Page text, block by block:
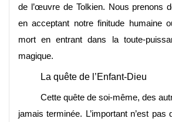
de l’œuvre de Tolkien. Nous prenons
en acceptant notre finitude humaine
mort en entrant dans la toute-
magique.
La quête de l’Enfant-Dieu
Cette quête de soi-même, des
jamais terminée. L’important n’est